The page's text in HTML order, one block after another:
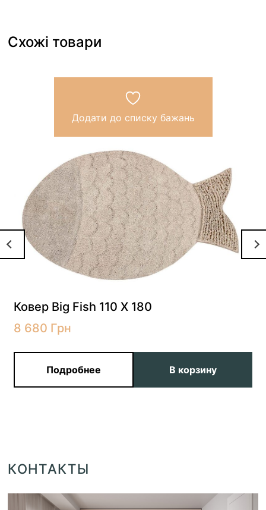
Схожі товари
Додати до списку бажань
Ковер Big Fish 110 X 180
8 680 Грн
Подробнее В корзину
КОНТАКТЫ